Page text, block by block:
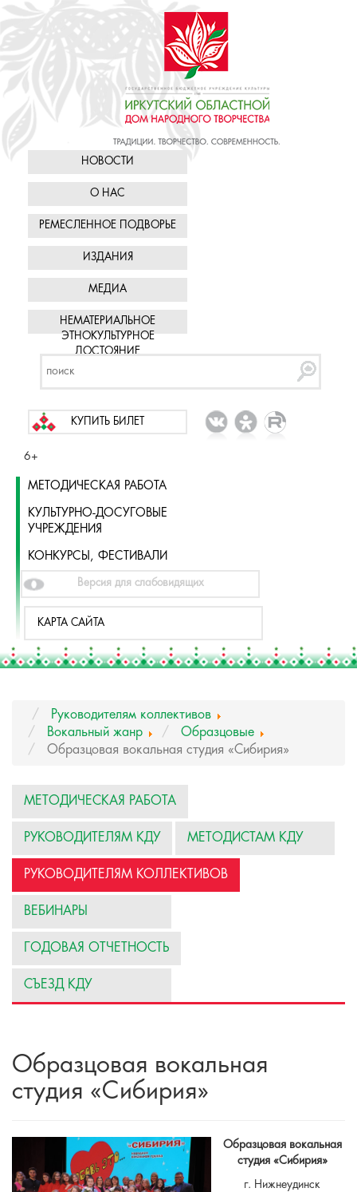
НОВОСТИ
О НАС
РЕМЕСЛЕННОЕ ПОДВОРЬЕ
ИЗДАНИЯ
МЕДИА
НЕМАТЕРИАЛЬНОЕ
ЭТНОКУЛЬТУРНОЕ
ДОСТОЯНИЕ
КУПИТЬ БИЛЕТ
6+
МЕТОДИЧЕСКАЯ РАБОТА
КУЛЬТУРНО-ДОСУГОВЫЕ
УЧРЕЖДЕНИЯ
КОНКУРСЫ, ФЕСТИВАЛИ
Версия для слабовидящих
КАРТА САЙТА
Руководителям коллективов
Вокальный жанр
Образцовые
Образцовая вокальная студия «Сибирия»
МЕТОДИЧЕСКАЯ РАБОТА
РУКОВОДИТЕЛЯМ КДУ МЕТОДИСТАМ КДУ
РУКОВОДИТЕЛЯМ КОЛЛЕКТИВОВ
ВЕБИНАРЫ
ГОДОВАЯ ОТЧЕТНОСТЬ
СЪЕЗД КДУ
Образцовая вокальная
студия «Сибирия»
Образцовая вокальная
студия «Сибирия»
г. Нижнеудинск